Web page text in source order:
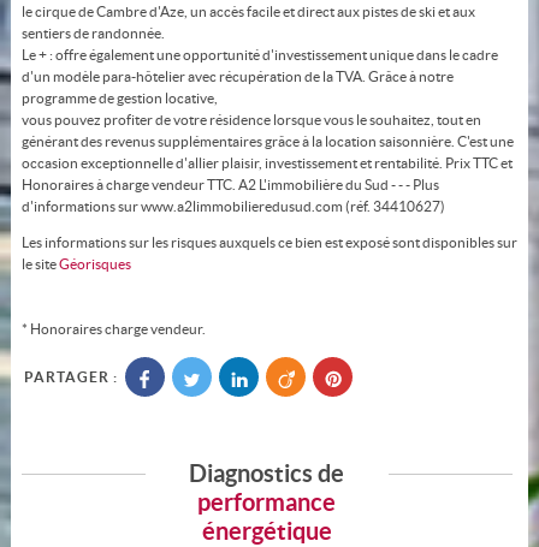
le cirque de Cambre d'Aze, un accès facile et direct aux pistes de ski et aux
sentiers de randonnée.
Le + : offre également une opportunité d'investissement unique dans le cadre
d'un modèle para-hôtelier avec récupération de la TVA. Grâce à notre
programme de gestion locative,
vous pouvez profiter de votre résidence lorsque vous le souhaitez, tout en
générant des revenus supplémentaires grâce à la location saisonnière. C'est une
occasion exceptionnelle d'allier plaisir, investissement et rentabilité. Prix TTC et
Honoraires à charge vendeur TTC. A2 L'immobilière du Sud - - - Plus
d'informations sur www.a2limmobilieredusud.com (réf. 34410627)
Les informations sur les risques auxquels ce bien est exposé sont disponibles sur
le siteGéorisques
* Honoraires charge vendeur.
PARTAGER :
Diagnostics de
performance
énergétique